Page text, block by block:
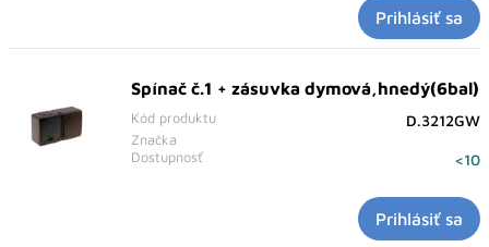
Prihlásiť sa
Spínač č.1 + zásuvka dymová,hnedý(6bal)
Značka
Kód produktu D.3212GW
Dostupnosť <10
Prihlásiť sa